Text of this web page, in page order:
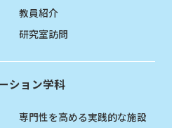
教員紹介
研究室訪問
ション学科
専門性を高める実践的な施設